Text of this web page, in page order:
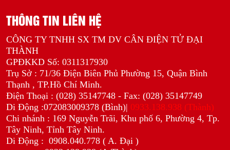
THÔNG TIN LIÊN HỆ
CÔNG TY TNHH SX TM DV CÂN ĐIỆN TỬ ĐẠI
THÀNH
GPĐKKD Số: 0311317930
Trụ Sở : 71/36 Điện Biên Phủ Phường 15, Quận Bình
Thạnh , TP.Hồ Chí Minh.
Điện Thoại : (028) 35147748 - Fax: (028) 35147749
Di Động :072083009378 (Bình)| 0933.138.938 (Thành)
Chi nhánh : 169 Nguyễn Trãi, Khu phố 6, Phường 4, Tp.
Tây Ninh, Tỉnh Tây Ninh.
Di Động : 0908.040.778 ( A. Đại )